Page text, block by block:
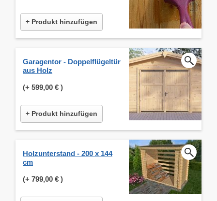
+ Produkt hinzufügen
Garagentor - Doppelflügeltür
aus Holz
(+ 599,00 € )
+ Produkt hinzufügen
Holzunterstand - 200 x 144
cm
(+ 799,00 € )